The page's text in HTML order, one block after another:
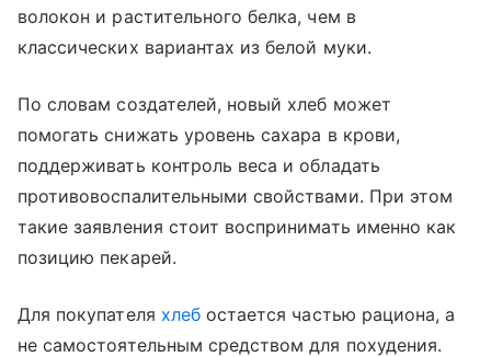
волокон и растительного белка, чем в
классических вариантах из белой муки.
По словам создателей, новый хлеб может
помогать снижать уровень сахара в крови,
поддерживать контроль веса и обладать
противовоспалительными свойствами. При этом
такие заявления стоит воспринимать именно как
позицию пекарей.
Для покупателя хлебостается частью рациона, а
не самостоятельным средством для похудения.